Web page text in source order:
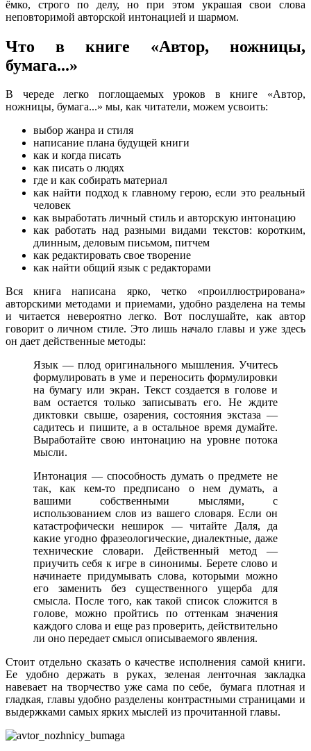
ёмко, строго по делу, но при этом украшая свои слова
неповторимой авторской интонацией и шармом.
Что в книге «Автор, ножницы,
бумага...»
В череде легко поглощаемых уроков в книге «Автор,
ножницы, бумага...» мы, как читатели, можем усвоить:
выбор жанра и стиля
написание плана будущей книги
как и когда писать
как писать о людях
где и как собирать материал
как найти подход к главному герою, если это реальный
человек
как выработать личный стиль и авторскую интонацию
как работать над разными видами текстов: коротким,
длинным, деловым письмом, питчем
как редактировать свое творение
как найти общий язык с редакторами
Вся книга написана ярко, четко «проиллюстрирована»
авторскими методами и приемами, удобно разделена на темы
и читается невероятно легко. Вот послушайте, как автор
говорит о личном стиле. Это лишь начало главы и уже здесь
он дает действенные методы:
Язык — плод оригинального мышления. Учитесь
формулировать в уме и переносить формулировки
на бумагу или экран. Текст создается в голове и
вам остается только записывать его. Не ждите
диктовки свыше, озарения, состояния экстаза —
садитесь и пишите, а в остальное время думайте.
Выработайте свою интонацию на уровне потока
мысли.
Интонация — способность думать о предмете не
так, как кем-то предписано о нем думать, а
вашими собственными мыслями, с
использованием слов из вашего словаря. Если он
катастрофически неширок — читайте Даля, да
какие угодно фразеологические, диалектные, даже
технические словари. Действенный метод —
приучить себя к игре в синонимы. Берете слово и
начинаете придумывать слова, которыми можно
его заменить без существенного ущерба для
смысла. После того, как такой список сложится в
голове, можно пройтись по оттенкам значения
каждого слова и еще раз проверить, действительно
ли оно передает смысл описываемого явления.
Стоит отдельно сказать о качестве исполнения самой книги.
Ее удобно держать в руках, зеленая ленточная закладка
навевает на творчество уже сама по себе, бумага плотная и
гладкая, главы удобно разделены контрастными страницами и
выдержками самых ярких мыслей из прочитанной главы.